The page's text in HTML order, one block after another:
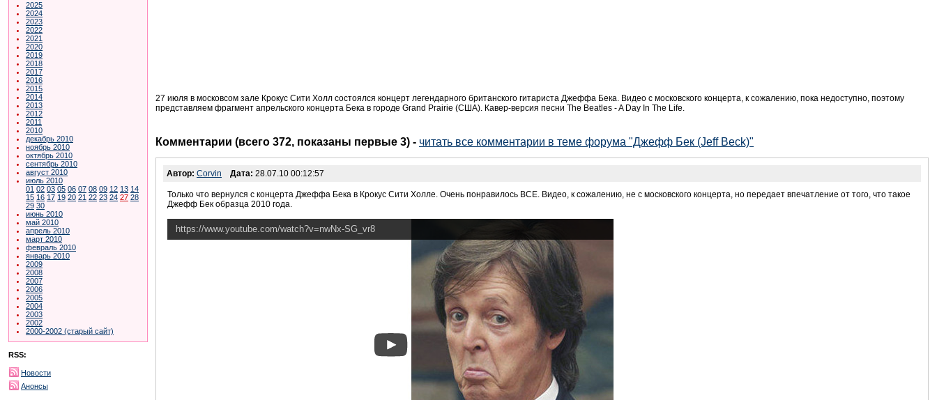
2025
2024
2023
2022
2021
2020
2019
2018
2017
2016
2015
2014
2013
2012
2011
2010
декабрь 2010
ноябрь 2010
октябрь 2010
сентябрь 2010
август 2010
июль 2010
01 02 03 05 06 07 08 09 12 13 14
15 16 17 19 20 21 22 23 24 27 28
29 30
июнь 2010
май 2010
апрель 2010
март 2010
февраль 2010
январь 2010
2009
2008
2007
2006
2005
2004
2003
2002
2000-2002 (старый сайт)
RSS:
Новости
Анонсы
27 июля в московсом зале Крокус Сити Холл состоялся концерт легендарного британского гитариста Джеффа Бека. Видео с московского концерта, к сожалению, пока недоступно, поэтому
представляем фрагмент апрельского концерта Бека в городе Grand Prairie (США). Кавер-версия песни The Beatles - A Day In The Life.
Комментарии (всего 372, показаны первые 3) - читать все комментарии в теме форума "Джефф Бек (Jeff Beck)"
Автор: Corvin Дата: 28.07.10 00:12:57
Только что вернулся с концерта Джеффа Бека в Крокус Сити Холле. Очень понравилось ВСЕ. Видео, к сожалению, не с московского концерта, но передает впечатление от того, что такое
Джефф Бек образца 2010 года.
https://www.youtube.com/watch?v=nwNx-SG_vr8